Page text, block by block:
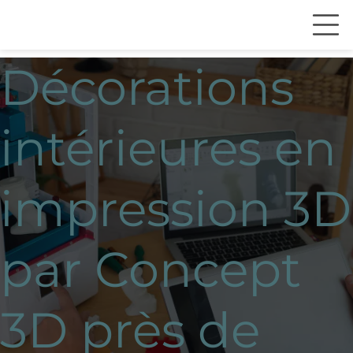
Décorations
intérieures en
impression 3D
par Concept
3D près de